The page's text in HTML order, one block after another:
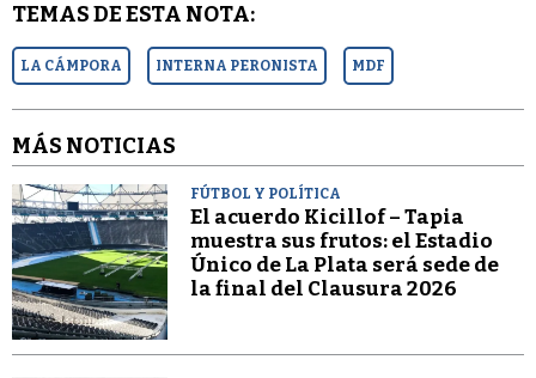
TEMAS DE ESTA NOTA:
LA CÁMPORA INTERNA PERONISTA MDF
MÁS NOTICIAS
FÚTBOL Y POLÍTICA
El acuerdo Kicillof – Tapia
muestra sus frutos: el Estadio
Único de La Plata será sede de
la final del Clausura 2026